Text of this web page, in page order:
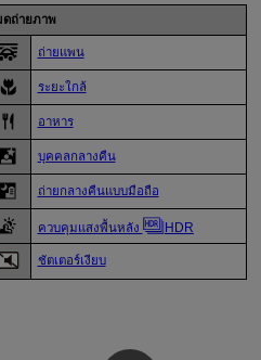
ดถ่ายภาพ
ถ่ายแพน
ระยะใกล้
อาหาร
บุคคลกลางคืน
ถ่ายกลางคืนแบบมือถือ
ควบคุมแสงพื้นหลัง HDR
ชัตเตอร์เงียบ